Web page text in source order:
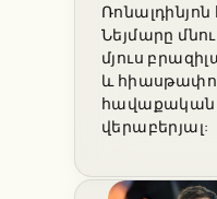
Նեյմարը
մյուս
և
վերաբերյալ: